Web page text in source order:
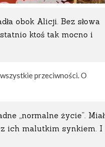
obok Alicji. Bez słowa
ktoś tak mocno i
przeciwności. O
„normalne życie”. Miał
z ich malutkim synkiem. I